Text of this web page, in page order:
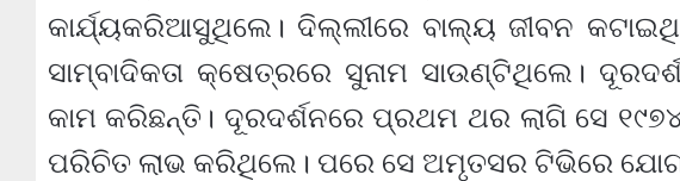
କାର୍ଯ୍ୟକରିଆସୁଥିଲେ। ଦିଲ୍ଲୀରେ ବାଲ୍ୟ ଜୀବନ
ସାମ୍ବାଦିକତା କ୍ଷେତ୍ରରେ ସୁନାମ ସାଉଣ୍ଟିଥିଲେ।
କାମ କରିଛନ୍ତି। ଦୂରଦର୍ଶନରେ ପ୍ରଥମ ଥର ଲାଗି ସେ
ପରିଚିତ ଲାଭ କରିଥିଲେ। ପରେ ସେ ଅମୃତସର ଟିଭିରେ